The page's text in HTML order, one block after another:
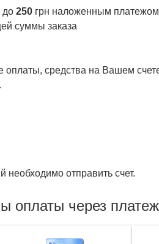
до 250 грн наложенным платежом
суммы заказа
средства на Вашем
необходимо отправить счет.
оплаты через